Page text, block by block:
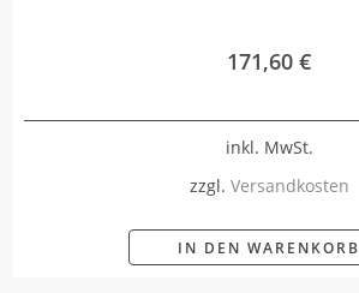
171,60 €
inkl. MwSt.
zzgl. Versandkosten
IN DEN WARENKORB